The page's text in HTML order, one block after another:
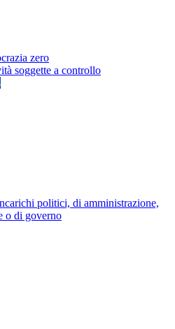
zero
soggette a controllo
politici, di amministrazione,
o di governo